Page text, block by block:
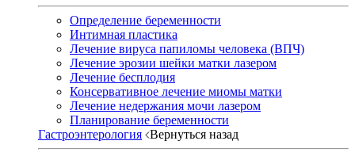
Определение беременности
Интимная пластика
Лечение вируса папиломы человека (ВПЧ)
Лечение эрозии шейки матки лазером
Лечение бесплодия
Консервативное лечение миомы матки
Лечение недержания мочи лазером
Планирование беременности
Гастроэнтерология Вернуться назад